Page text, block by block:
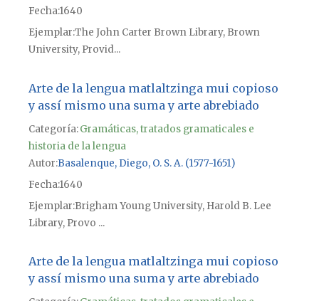
Fecha1640
Ejemplar The John Carter Brown Library, Brown
University, Provid...
Arte de la lengua matlaltzinga mui copioso
y assí mismo una suma y arte abrebiado
Categoría:Gramáticas, tratados gramaticales e
historia de la lengua
Autor Basalenque, Diego, O. S. A. (1577-1651)
Fecha1640
Ejemplar Brigham Young University, Harold B. Lee
Library, Provo ...
Arte de la lengua matlaltzinga mui copioso
y assí mismo una suma y arte abrebiado